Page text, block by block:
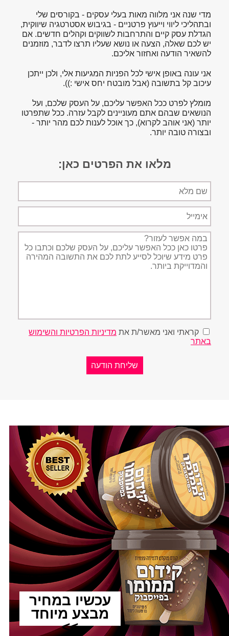
מדי שנה אני מלווה מאות בעלי עסקים - בקורסים שלי
ובתהליכי ליווי וייעוץ פרטניים - בגיבוש אסטרטגיה שיווקית,
הגדלת עסק קיים והתרחבות לשווקים וקהלים חדשים. אם
יש לכם שאלה, הצעה או נושא שעליו תרצו לדבר, מוזמנים
להשאיר הודעה ואחזור אליכם.
אני עונה באופן אישי לכל הפניות המגיעות אלי, ולכן ייתכן
עיכוב קל בתשובה (אבל מובטח יחס אישי :)).
מומלץ לפרט ככל האפשר עליכם, על העסק שלכם, ועל
הנושאים שבהם אתם מעוניינים לקבל עזרה. ככל שתפרטו
יותר (אני אוהב לקרוא), כך אוכל לענות לכם מהר יותר -
ובצורה טובה יותר.
מלאו את הפרטים כאן:
מלא
תיאור
הפניה
קראתי ואני מאשר/ת את מדיניות הפרטיות והשימוש
באתר
עכשיו במחיר
מבצע מיוחד
>>